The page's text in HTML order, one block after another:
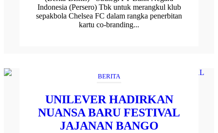
Indonesia (Persero) Tbk untuk merangkul klub
sepakbola Chelsea FC dalam rangka penerbitan
kartu co-branding...
BERITA
UNILEVER HADIRKAN
NUANSA BARU FESTIVAL
JAJANAN BANGO